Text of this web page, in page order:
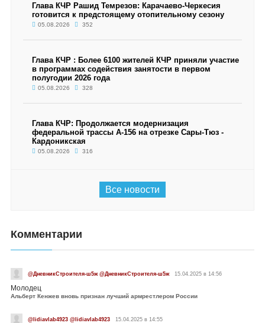
Глава КЧР Рашид Темрезов: Карачаево-Черкесия
готовится к предстоящему отопительному сезону
05.08.2026 352
Глава КЧР : Более 6100 жителей КЧР приняли участие
в программах содействия занятости в первом
полугодии 2026 года
05.08.2026 328
Глава КЧР: Продолжается модернизация
федеральной трассы А-156 на отрезке Сары-Тюз -
Кардоникская
05.08.2026 316
Все новости
Комментарии
@ДневникСтроителя-ш5ж @ДневникСтроителя-ш5ж 15.04.2025 в 14:56
Молодец
Альберт Кенжев вновь признан лучший армрестлером России
@lidiavlab4923 @lidiavlab4923 15.04.2025 в 14:55